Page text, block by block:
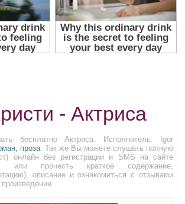
- Актриса
бесплатно Актриса. Исполнитель: Igor
проза. Так же Вы можете слушать полную
онлайн без регистрации и SMS на сайте
или прочесть краткое содержание,
описание и ознакомиться с отзывами